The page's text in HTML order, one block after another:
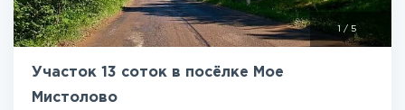
/ 5
Участок 13 соток в посёлке Мое
Мистолово